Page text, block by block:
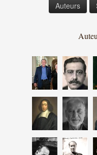
Auteurs